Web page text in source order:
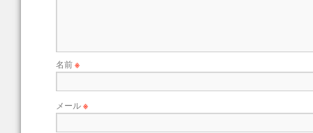
名前※
メール※